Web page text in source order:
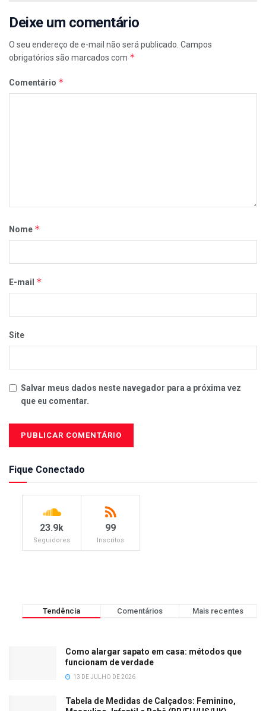
Deixe um comentário
O seu endereço de e-mail não será publicado. Campos
obrigatórios são marcados com *
Comentário *
Nome *
E-mail *
Site
Salvar meus dados neste navegador para a próxima vez
que eu comentar.
Fique Conectado
23.9k
Seguidores
99
Inscritos
Tendência Comentários Mais recentes
Como alargar sapato em casa: métodos que
funcionam de verdade
13 DE JULHO DE 2026
Tabela de Medidas de Calçados: Feminino,